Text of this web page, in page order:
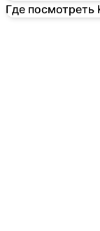
Где посмотреть